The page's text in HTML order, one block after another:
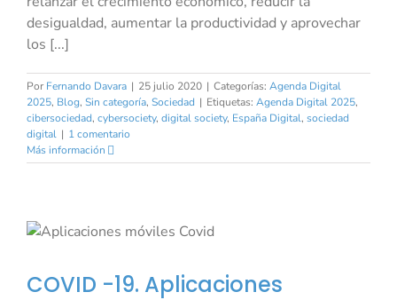
desigualdad, aumentar la productividad y aprovechar
los [...]
Por Fernando Davara | 25 julio 2020 | Categorías: Agenda Digital
2025, Blog, Sin categoría, Sociedad | Etiquetas: Agenda Digital 2025,
cibersociedad, cybersociety, digital society, España Digital, sociedad
digital | 1 comentario
Más información
COVID -19. Aplicaciones